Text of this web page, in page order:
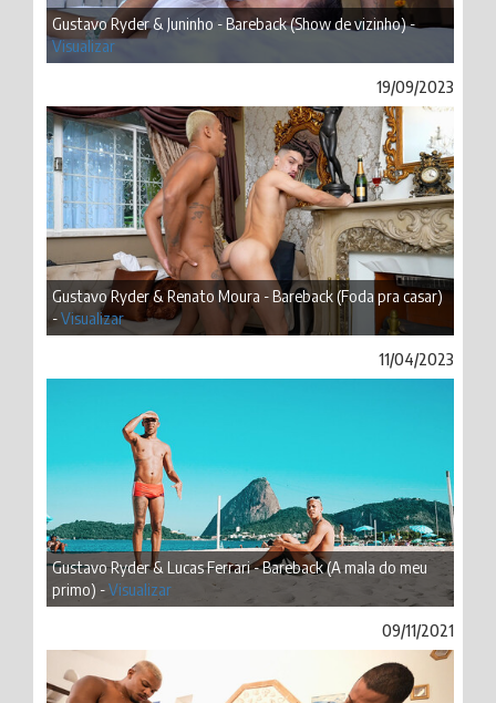
Gustavo Ryder & Juninho - Bareback (Show de vizinho) -
Visualizar
19/09/2023
Gustavo Ryder & Renato Moura - Bareback (Foda pra casar)
-Visualizar
11/04/2023
Gustavo Ryder & Lucas Ferrari - Bareback (A mala do meu
primo) -Visualizar
09/11/2021